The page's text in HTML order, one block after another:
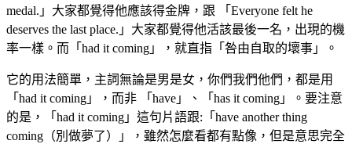
medal.」大家都覺得他應該得金牌，跟 「Everyone felt he
deserves the last place.」大家都覺得他活該最後一名，出現的機
率一樣。而「had it coming」，就直指「咎由自取的壞事」。
它的用法簡單，主詞無論是男是女，你們我們他們，都是用
「had it coming」，而非 「have」、「has it coming」。要注意
的是，「had it coming」這句片語跟:「have another thing
coming（別做夢了）」，雖然怎麼看都有點像，但是意思完全